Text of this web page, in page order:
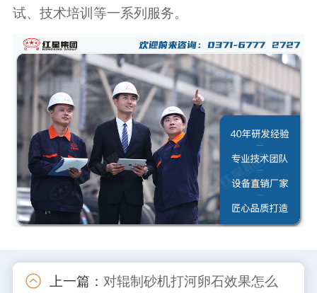
试、技术培训等一系列服务。
上一篇： 对辊制砂机打河卵石效果怎么